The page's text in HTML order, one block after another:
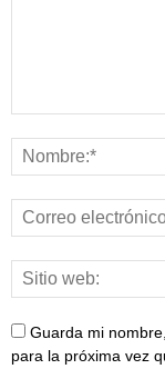
Guarda mi
para la próxima vez